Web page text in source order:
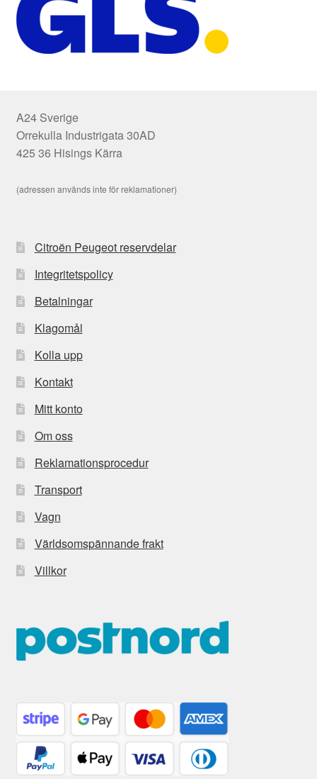
A24 Sverige
Orrekulla Industrigata 30AD
425 36 Hisings Kärra
(adressen används inte för reklamationer)
Citroën Peugeot reservdelar
Integritetspolicy
Betalningar
Klagomål
Kolla upp
Kontakt
Mitt konto
Om oss
Reklamationsprocedur
Transport
Vagn
Världsomspännande frakt
Villkor